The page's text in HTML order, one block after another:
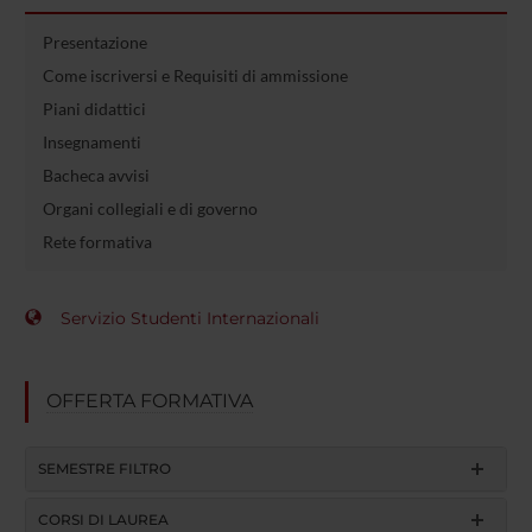
Presentazione
Come iscriversi e Requisiti di ammissione
Piani didattici
Insegnamenti
Bacheca avvisi
Organi collegiali e di governo
Rete formativa
Servizio Studenti Internazionali
OFFERTA FORMATIVA
SEMESTRE FILTRO
CORSI DI LAUREA